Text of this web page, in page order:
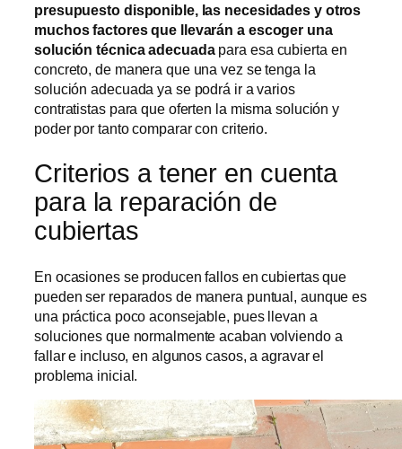
presupuesto disponible, las necesidades y otros
muchos factores que llevarán a escoger una
solución técnica adecuadapara esa cubierta en
concreto, de manera que una vez se tenga la
solución adecuada ya se podrá ir a varios
contratistas para que oferten la misma solución y
poder por tanto comparar con criterio.
Criterios a tener en cuenta
para la reparación de
cubiertas
En ocasiones se producen fallos en cubiertas que
pueden ser reparados de manera puntual, aunque es
una práctica poco aconsejable, pues llevan a
soluciones que normalmente acaban volviendo a
fallar e incluso, en algunos casos, a agravar el
problema inicial.